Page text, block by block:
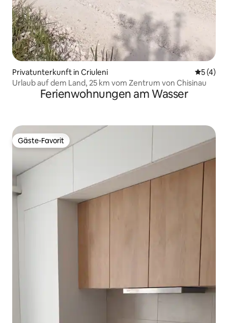
Privatunterkunft in Criuleni
5 (4)
Urlaub auf dem Land, 25 km vom Zentrum von Chisinau
Ferienwohnungen am Wasser
Gäste-Favorit
Gäste-Favorit